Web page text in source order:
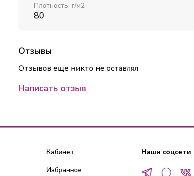
Плотность, г/м2
80
Отзывы
Отзывов еще никто не оставлял
Написать отзыв
Кабинет
Избранное
Наши соцсети